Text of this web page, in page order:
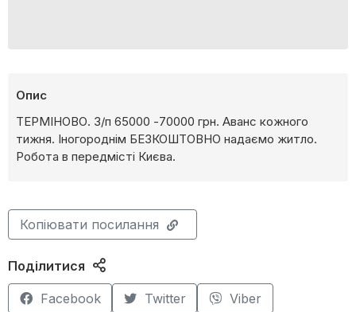
Опис
ТЕРМІНОВО. З/п 65000 -70000 грн. Аванс кожного
тижня. Іногороднім БЕЗКОШТОВНО надаємо житло.
Робота в передмісті Києва.
Копіювати посилання
Поділитися
Facebook Twitter
Viber